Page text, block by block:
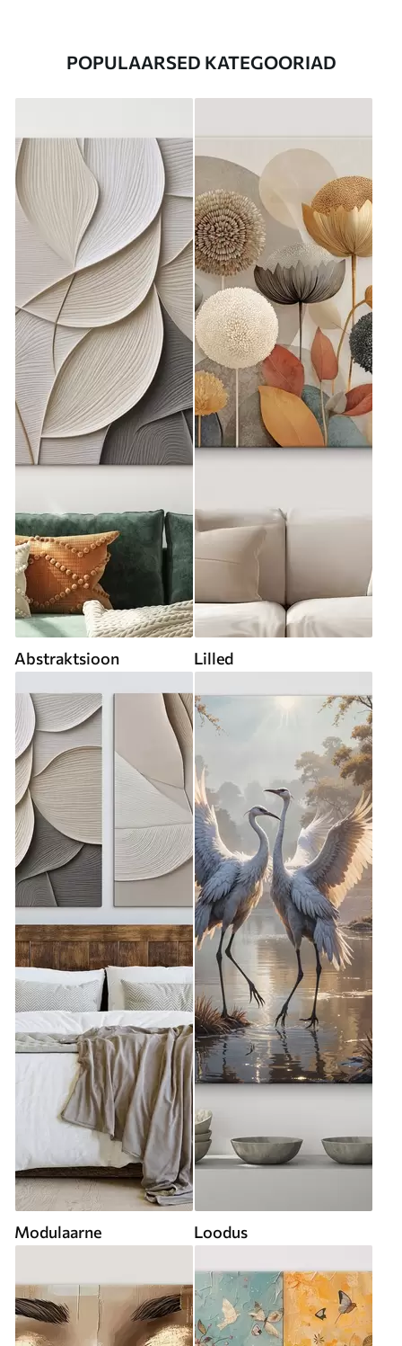
POPULAARSED KATEGOORIAD
Abstraktsioon Lilled
Modulaarne Loodus